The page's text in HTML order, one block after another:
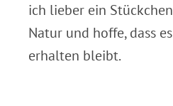
ich lieber ein
Natur und hoffe, dass
erhalten bleibt.